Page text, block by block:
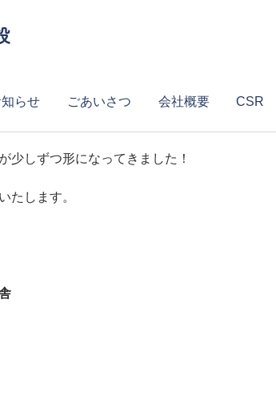
らせ ごあいさつ 会社概要 CSR
少しずつ形になってきました！
たします。